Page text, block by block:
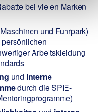
bei vielen Marken
und Fuhrpark)
Arbeitskleidung
und interne
durch die SPIE-